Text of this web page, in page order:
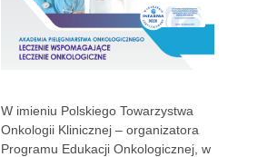
W imieniu Polskiego Towarzystwa
Onkologii Klinicznej – organizatora
Programu Edukacji Onkologicznej, w